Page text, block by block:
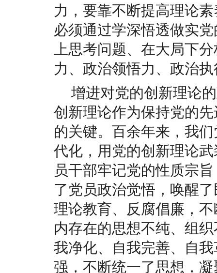
力，要靠不断提高理论
必须通过学深悟透做实
上思考问题、在大局下
力、政治领悟力、政治
增进对党的创新理论
创新理论作为保持党的
的关键。百余年来，我
代化，用党的创新理论
员干部牢记党的性质宗
了党员政治觉悟，唤醒
理论教育、反腐倡廉，
内存在的思想不纯、组
我净化、自我完善、自
强，不断统一了思想，